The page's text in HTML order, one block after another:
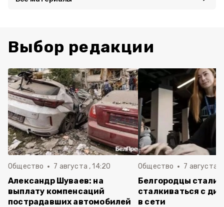
Выбор редакции
Общество 7 августа , 14:20
Александр Шуваев: на
выплату компенсаций
пострадавших автомобилей
Общество 7 августа ,
Белгородцы стали
сталкиваться с
в сети